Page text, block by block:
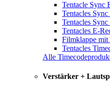
Tentacle Sync
Tentacles Sync
Tentacles
Tentacles E-
Filmklappe mit
Tentacles
Alle
Verstärker +